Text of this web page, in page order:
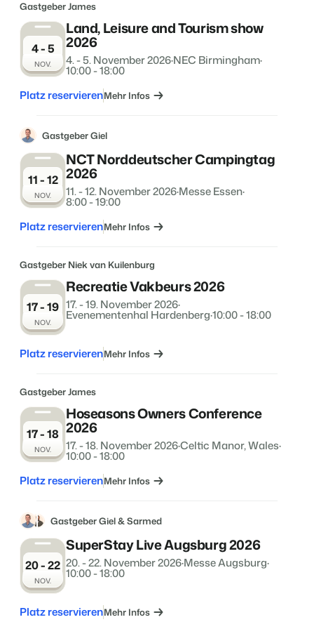
BEX Übersicht
Entdecke die unzähligen Vorteile der Booking Experts
Plattform.
Für Ferienparks
Entdecke die Vorteile von Booking Experts für Ferienparks.
Mach die Plattform zu deiner eigenen mithilfe der
Anbindung zu anderen Systemen.
FRÜBUCHERSAISON
Praktische Tipps für die wichtigsten
Zum Blog
Schlüsselloser Zugang bei Camping de
Kundenstory lesen
Gastgeber James
4 - 5
NOV.
Land, Leisure and Tourism show
2026
4. - 5. November 2026·NEC Birmingham·
10:00 - 18:00
Platz reservierenMehr Infos
Gastgeber Giel
11 - 12
NOV.
NCT Norddeutscher Campingtag
2026
11. - 12. November 2026·Messe Essen·
8:00 - 19:00
Platz reservierenMehr Infos
Gastgeber Niek van Kuilenburg
17 - 19
NOV.
Recreatie Vakbeurs 2026
17. - 19. November 2026·
Evenementenhal Hardenberg·10:00 - 18:00
Platz reservierenMehr Infos
Gastgeber James
17 - 18
NOV.
Hoseasons Owners Conference
2026
17. - 18. November 2026·Celtic Manor, Wales·
10:00 - 18:00
Platz reservierenMehr Infos
Gastgeber Giel & Sarmed
20 - 22
NOV.
SuperStay Live Augsburg 2026
20. - 22. November 2026·Messe Augsburg·
10:00 - 18:00
Platz reservierenMehr Infos